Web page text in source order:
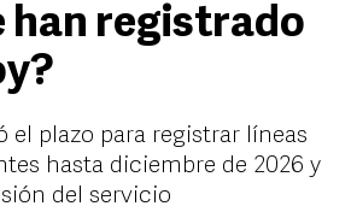
han registrado
el plazo para registrar líneas
hasta diciembre de 2026 y
del servicio